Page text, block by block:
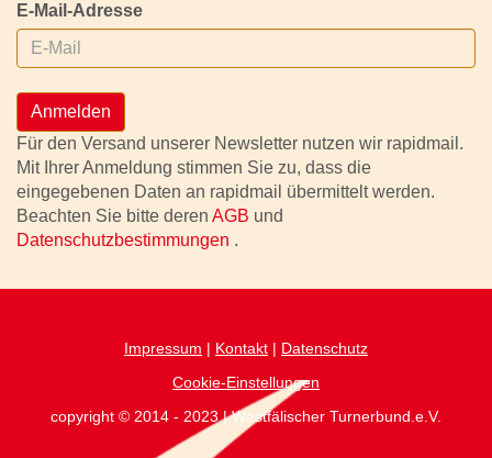
E-Mail-Adresse
Anmelden
Für den Versand unserer Newsletter nutzen wir rapidmail.
Mit Ihrer Anmeldung stimmen Sie zu, dass die
eingegebenen Daten an rapidmail übermittelt werden.
Beachten Sie bitte deren AGB und
Datenschutzbestimmungen .
Impressum | Kontakt | Datenschutz
Cookie-Einstellungen
copyright © 2014 - 2023 | Westfälischer Turnerbund.e.V.